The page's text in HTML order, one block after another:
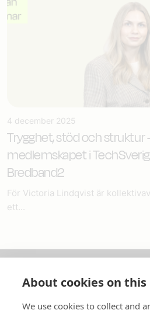
4 december 2025
Trygghet, stöd och struktur
medlemskapet i
Bredband2
För Victoria Lindqvist är
ett...
About cookies on this
We use cookies to collect and